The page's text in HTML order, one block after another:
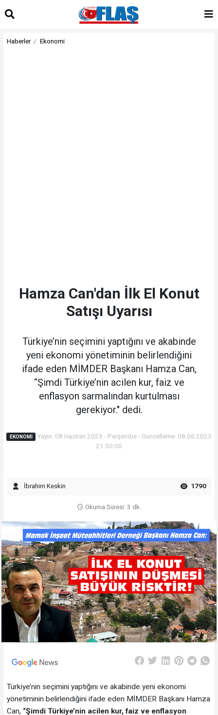
Haberler Ekonomi
Hamza Can'dan İlk El Konut
Satışı Uyarısı
Türkiye’nin seçimini yaptığını ve akabinde
yeni ekonomi yönetiminin belirlendiğini
ifade eden MİMDER Başkanı Hamza Can,
“Şimdi Türkiye’nin acilen kur, faiz ve
enflasyon sarmalından kurtulması
gerekiyor." dedi.
EKONOMI
Yayın: 08 Haziran 2023 - Perşembe - Güncelleme: 08.06.2023
21:50:00
İbrahim Keskin 1790
Okuma Süresi: 3 dk.
Türkiye’nin seçimini yaptığını ve akabinde yeni ekonomi
yönetiminin belirlendiğini ifade eden MİMDER Başkanı Hamza
Can, “Şimdi Türkiye’nin acilen kur, faiz ve enflasyon